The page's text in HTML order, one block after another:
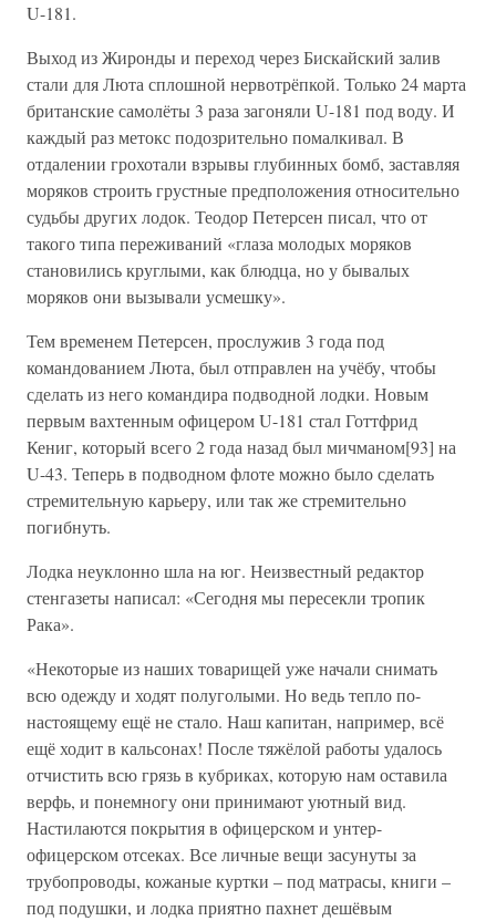
U-181.
Выход из Жиронды и переход через Бискайский залив
стали для Люта сплошной нервотрёпкой. Только 24 марта
британские самолёты 3 раза загоняли U-181 под воду. И
каждый раз метокс подозрительно помалкивал. В
отдалении грохотали взрывы глубинных бомб, заставляя
моряков строить грустные предположения относительно
судьбы других лодок. Теодор Петерсен писал, что от
такого типа переживаний «глаза молодых моряков
становились круглыми, как блюдца, но у бывалых
моряков они вызывали усмешку».
Тем временем Петерсен, прослужив 3 года под
командованием Люта, был отправлен на учёбу, чтобы
сделать из него командира подводной лодки. Новым
первым вахтенным офицером U-181 стал Готтфрид
Кениг, который всего 2 года назад был мичманом[93] на
U-43. Теперь в подводном флоте можно было сделать
стремительную карьеру, или так же стремительно
погибнуть.
Лодка неуклонно шла на юг. Неизвестный редактор
стенгазеты написал: «Сегодня мы пересекли тропик
Рака».
«Некоторые из наших товарищей уже начали снимать
всю одежду и ходят полуголыми. Но ведь тепло по-
настоящему ещё не стало. Наш капитан, например, всё
ещё ходит в кальсонах! После тяжёлой работы удалось
отчистить всю грязь в кубриках, которую нам оставила
верфь, и понемногу они принимают уютный вид.
Настилаются покрытия в офицерском и унтер-
офицерском отсеках. Все личные вещи засунуты за
трубопроводы, кожаные куртки – под матрасы, книги –
под подушки, и лодка приятно пахнет дешёвым